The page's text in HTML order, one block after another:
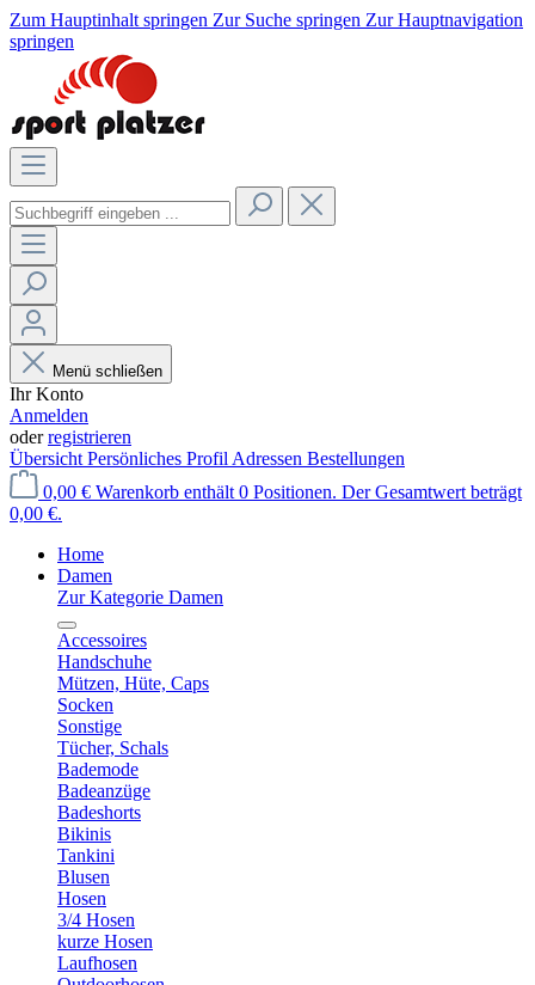
Zum Hauptinhalt springen Zur Suche springen Zur Hauptnavigation
springen
Menü schließen
Ihr Konto
Anmelden
oderregistrieren
Übersicht Persönliches Profil Adressen Bestellungen
0,00 € Warenkorb enthält 0 Positionen. Der Gesamtwert beträgt
0,00 €.
Home
Damen
Zur Kategorie Damen
Accessoires
Handschuhe
Mützen, Hüte, Caps
Socken
Sonstige
Tücher, Schals
Bademode
Badeanzüge
Badeshorts
Bikinis
Tankini
Blusen
Hosen
3/4 Hosen
kurze Hosen
Laufhosen